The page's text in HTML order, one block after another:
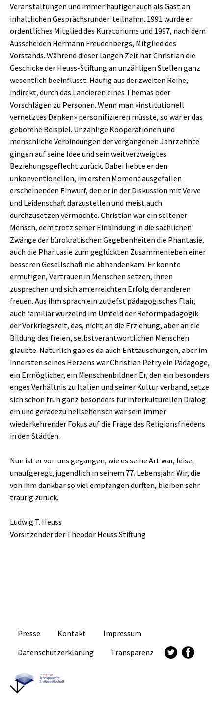
Veranstaltungen und immer häufiger auch als Gast an
inhaltlichen Gesprächsrunden teilnahm. 1991 wurde er
ordentliches Mitglied des Kuratoriums und 1997, nach dem
Ausscheiden Hermann Freudenbergs, Mitglied des
Vorstands. Während dieser langen Zeit hat Christian die
Geschicke der Heuss-Stiftung an unzähligen Stellen ganz
wesentlich beeinflusst. Häufig aus der zweiten Reihe,
indirekt, durch das Lancieren eines Themas oder
Vorschlägen zu Personen. Wenn man «institutionell
vernetztes Denken» personifizieren müsste, so war er das
geborene Beispiel. Unzählige Kooperationen und
menschliche Verbindungen der vergangenen Jahrzehnte
gingen auf seine Idee und sein weitverzweigtes
Beziehungsgeflecht zurück. Dabei liebte er den
unkonventionellen, im ersten Moment ausgefallen
erscheinenden Einwurf, den er in der Diskussion mit Verve
und Leidenschaft darzustellen und meist auch
durchzusetzen vermochte. Christian war ein seltener
Mensch, dem trotz seiner Einbindung in die sachlichen
Zwänge der bürokratischen Gegebenheiten die Phantasie,
auch die Phantasie zum geglückten Zusammenleben einer
besseren Gesellschaft nie abhandenkam. Er konnte
ermutigen, Vertrauen in Menschen setzen, ihnen
zusprechen und sich am erreichten Erfolg der anderen
freuen. Aus ihm sprach ein zutiefst pädagogisches Flair,
auch familiär wurzelnd im Umfeld der Reformpädagogik
der Vorkriegszeit, das, nicht an die Erziehung, aber an die
Bildung des freien, selbstverantwortlichen Menschen
glaubte. Natürlich gab es da auch Enttäuschungen, aber im
innersten seines Herzens war Christian Petry ein Pädagoge,
ein Ermöglicher, ein Menschenbildner. Er, den ein besonders
enges Verhältnis zu Italien und seiner Kultur verband, setze
sich schon früh ganz besonders für interkulturellen Dialog
ein und geradezu hellseherisch war sein immer
wiederkehrender Fokus auf die Frage des Religionsfriedens
in den Städten.
Nun ist er von uns gegangen, wie es seine Art war, leise,
unaufgeregt, jugendlich in seinem 77. Lebensjahr. Wir, die
von ihm dankbar so viel empfangen durften, bleiben sehr
traurig zurück.
Ludwig T. Heuss
Vorsitzender der Theodor Heuss Stiftung
Presse Kontakt
Impressum
Datenschutzerklärung
Transparenz